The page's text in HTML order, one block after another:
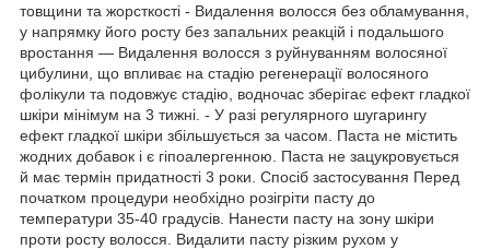
товщини та жорсткості - Видалення волосся без обламування,
у напрямку його росту без запальних реакцій і подальшого
вростання — Видалення волосся з руйнуванням волосяної
цибулини, що впливає на стадію регенерації волосяного
фолікули та подовжує стадію, водночас зберігає ефект гладкої
шкіри мінімум на 3 тижні. - У разі регулярного шугарингу
ефект гладкої шкіри збільшується за часом. Паста не містить
жодних добавок і є гіпоалергенною. Паста не зацукровується
й має термін придатності 3 роки. Спосіб застосування Перед
початком процедури необхідно розігріти пасту до
температури 35-40 градусів. Нанести пасту на зону шкіри
проти росту волосся. Видалити пасту різким рухом у